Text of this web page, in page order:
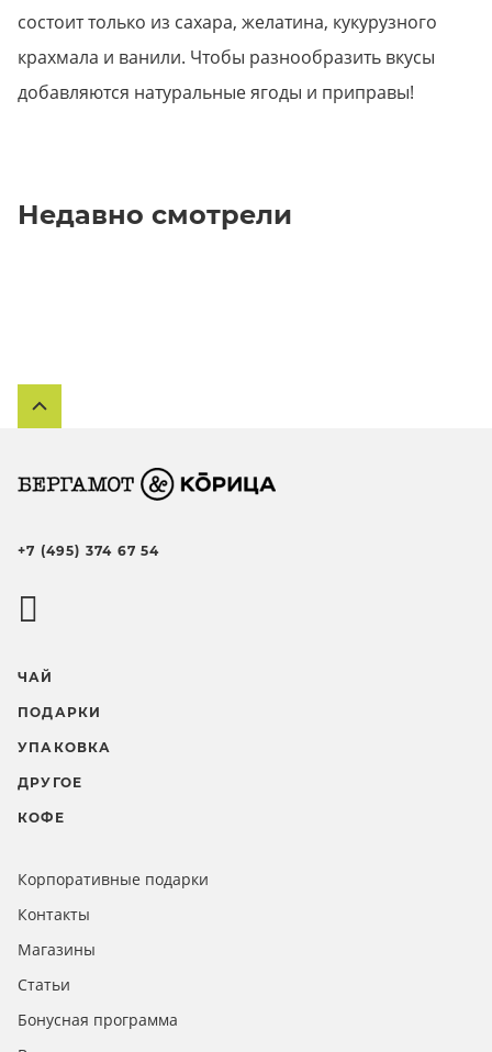
состоит только из сахара, желатина, кукурузного
крахмала и ванили. Чтобы разнообразить вкусы
добавляются натуральные ягоды и приправы!
Недавно смотрели
+7 (495) 374 67 54
ЧАЙ
ПОДАРКИ
УПАКОВКА
ДРУГОЕ
КОФЕ
Корпоративные подарки
Контакты
Магазины
Статьи
Бонусная программа